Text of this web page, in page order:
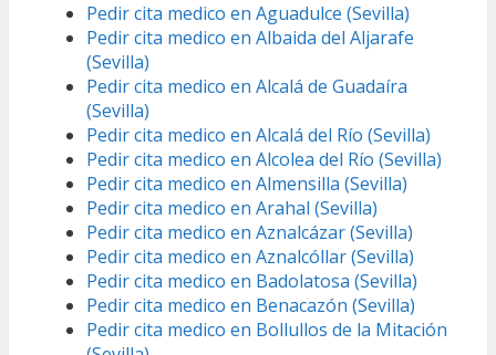
Pedir cita medico en Aguadulce (Sevilla)
Pedir cita medico en Albaida del Aljarafe
(Sevilla)
Pedir cita medico en Alcalá de Guadaíra
(Sevilla)
Pedir cita medico en Alcalá del Río (Sevilla)
Pedir cita medico en Alcolea del Río (Sevilla)
Pedir cita medico en Almensilla (Sevilla)
Pedir cita medico en Arahal (Sevilla)
Pedir cita medico en Aznalcázar (Sevilla)
Pedir cita medico en Aznalcóllar (Sevilla)
Pedir cita medico en Badolatosa (Sevilla)
Pedir cita medico en Benacazón (Sevilla)
Pedir cita medico en Bollullos de la Mitación